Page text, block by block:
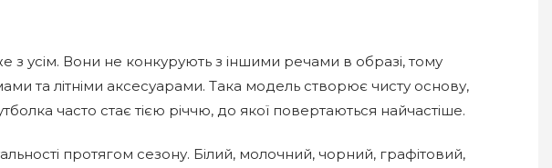
з усім. Вони не конкурують з іншими речами в образі, тому
та літніми аксесуарами. Така модель створює чисту основу,
часто стає тією річчю, до якої повертаються найчастіше.
протягом сезону. Білий, молочний, чорний, графітовий,